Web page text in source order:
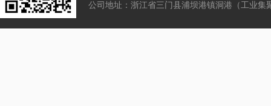
公司地址：浙江省三门县浦坝港镇洞港（工业集